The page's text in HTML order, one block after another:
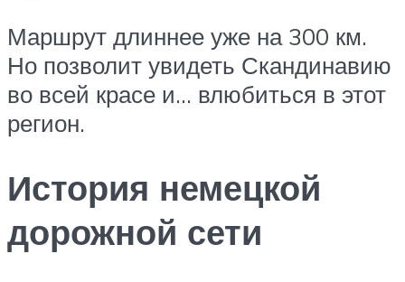
Маршрут длиннее уже на 300 км.
Но позволит увидеть Скандинавию
во всей красе и… влюбиться в этот
регион.
История немецкой
дорожной сети